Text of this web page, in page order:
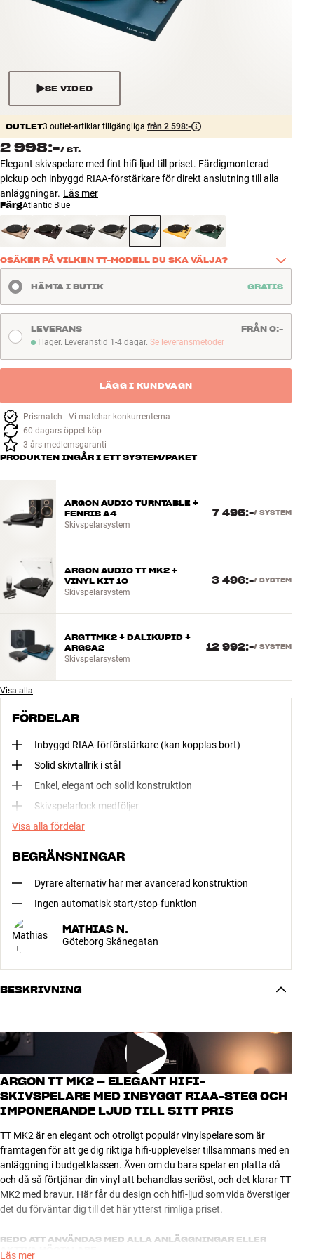
Tillbehör
MÄRKEN
ERBJUDANDEN
Hitta Butik
Kundtjänst
Kundtjänst
Företag
SE VIDEO
OUTLET3 outlet-artiklar tillgängliga från 2 598:-
2 998:-/ ST.
Elegant skivspelare med fint hifi-ljud till priset. Färdigmonterad
pickup och inbyggd RIAA-förstärkare för direkt anslutning till alla
anläggningar. Läs mer
FärgAtlantic Blue
OSÄKER PÅ VILKEN TT-MODELL DU SKA VÄLJA?
Det finns många detaljer att hålla koll på när man väljer skivspelare.
Vår guide samlar allt på ett ställe och gör det enkelt att hitta den
Argon Audio TT-modell som passar ditt hem och dina behov.
Se den här
HÄMTA I BUTIK GRATIS
I lager. Leveranstid 1-4 dagar
I lager. Leveranstid 1-4 dagar. Se leveransmetoder
LEVERANS FRÅN 0:-
LÄGG I KUNDVAGN
Prismatch - Vi matchar konkurrenterna
60 dagars öppet köp
3 års medlemsgaranti
PRODUKTEN INGÅR I ETT SYSTEM/PAKET
ARGON AUDIO TURNTABLE +
FENRIS A4
Skivspelarsystem
7 496:-/ SYSTEM
ARGON AUDIO TT MK2 +
VINYL KIT 10
Skivspelarsystem
3 496:-/ SYSTEM
ARGTTMK2 + DALIKUPID +
ARGSA2
Skivspelarsystem
12 992:-/ SYSTEM
Visa alla
FÖRDELAR
Inbyggd RIAA-förförstärkare (kan kopplas bort)
Solid skivtallrik i stål
Enkel, elegant och solid konstruktion
Skivspelarlock medföljer
Visa alla fördelar
BEGRÄNSNINGAR
Dyrare alternativ har mer avancerad konstruktion
Ingen automatisk start/stop-funktion
MATHIAS N.
Göteborg Skånegatan
BESKRIVNING
ARGON TT MK2 – ELEGANT HIFI-
SKIVSPELARE MED INBYGGT RIAA-STEG OCH
IMPONERANDE LJUD TILL SITT PRIS
TT MK2 är en elegant och otroligt populär vinylspelare som är
framtagen för att ge dig riktiga hifi-upplevelser tillsammans med en
anläggning i budgetklassen. Även om du bara spelar en platta då
och då så förtjänar din vinyl att behandlas seriöst, och det klarar TT
MK2 med bravur. Här får du design och hifi-ljud som vida överstiger
det du förväntar dig till det här ytterst rimliga priset.
REDO ATT ANVÄNDAS MED ALLA ANLÄGGNINGAR ELLER
AKTIVA HÖGTALARE
Läs mer